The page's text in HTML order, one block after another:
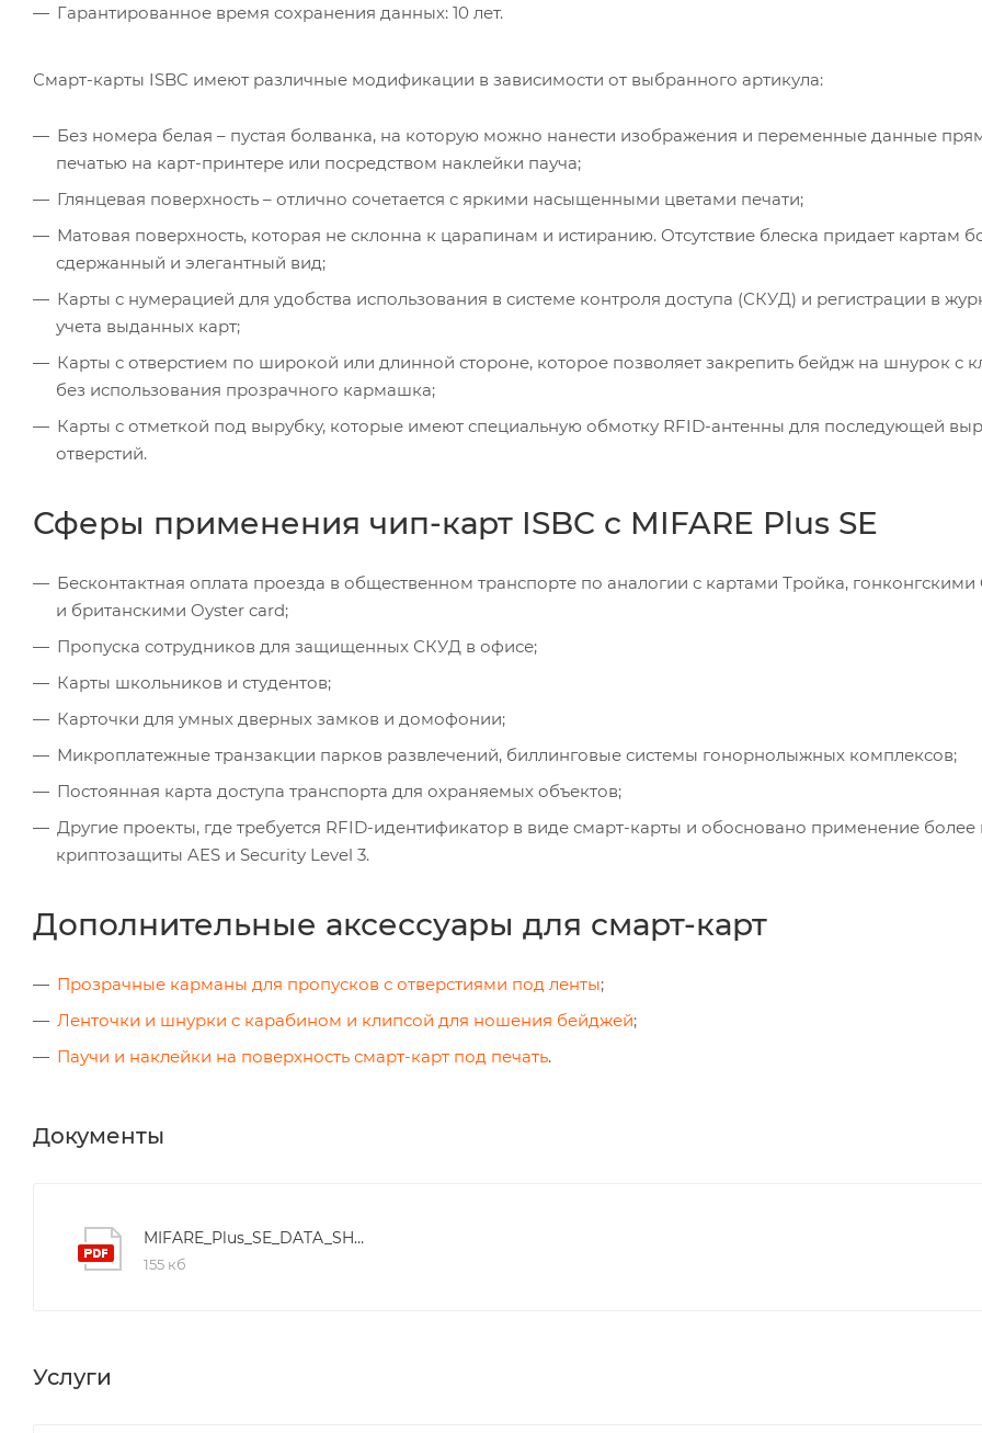
Гарантированное время сохранения данных: 10 лет.
Смарт-карты ISBC имеют различные модификации в зависимости от выбранного артикула:
Без номера белая – пустая болванка, на которую можно нанести изображения и переменные данные
печатью на карт-принтере или посредством наклейки пауча;
Глянцевая поверхность – отлично сочетается с яркими насыщенными цветами печати;
Матовая поверхность, которая не склонна к царапинам и истиранию. Отсутствие блеска придает картам
сдержанный и элегантный вид;
Карты с нумерацией для удобства использования в системе контроля доступа (СКУД) и регистрации в
учета выданных карт;
Карты с отверстием по широкой или длинной стороне, которое позволяет закрепить бейдж на шнурок с
без использования прозрачного кармашка;
Карты с отметкой под вырубку, которые имеют специальную обмотку RFID-антенны для последующей
отверстий.
Сферы применения чип-карт ISBC с MIFARE Plus SE
Бесконтактная оплата проезда в общественном транспорте по аналогии с картами Тройка, гонконгскими
и британскими Oyster card;
Пропуска сотрудников для защищенных СКУД в офисе;
Карты школьников и студентов;
Карточки для умных дверных замков и домофонии;
Микроплатежные транзакции парков развлечений, биллинговые системы гонорнолыжных комплексов;
Постоянная карта доступа транспорта для охраняемых объектов;
Другие проекты, где требуется RFID-идентификатор в виде смарт-карты и обосновано применение более
криптозащиты AES и Security Level 3.
Дополнительные аксессуары для смарт-карт
Прозрачные карманы для пропусков с отверстиями под ленты;
Ленточки и шнурки с карабином и клипсой для ношения бейджей;
Паучи и наклейки на поверхность смарт-карт под печать.
Документы
MIFARE_Plus_SE_DATA_SHEET
155 кб
Услуги